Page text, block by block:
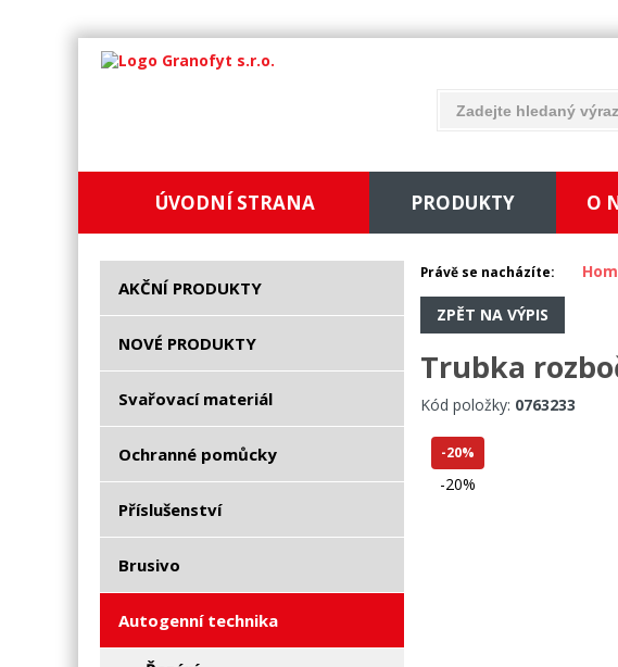
ÚVODNÍ STRANA PRODUKTY O
AKČNÍ PRODUKTY
NOVÉ PRODUKTY
Svařovací materiál
Ochranné pomůcky
Příslušenství
Brusivo
Autogenní technika
Právě se nacházíte:
ZPĚT NA VÝPIS
Trubka
Kód položky: 0763233
-20%
-20%